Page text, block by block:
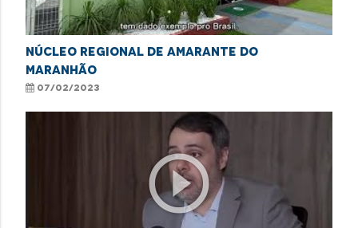
NÚCLEO REGIONAL DE AMARANTE DO
MARANHÃO
07/02/2023
play_circle_outline